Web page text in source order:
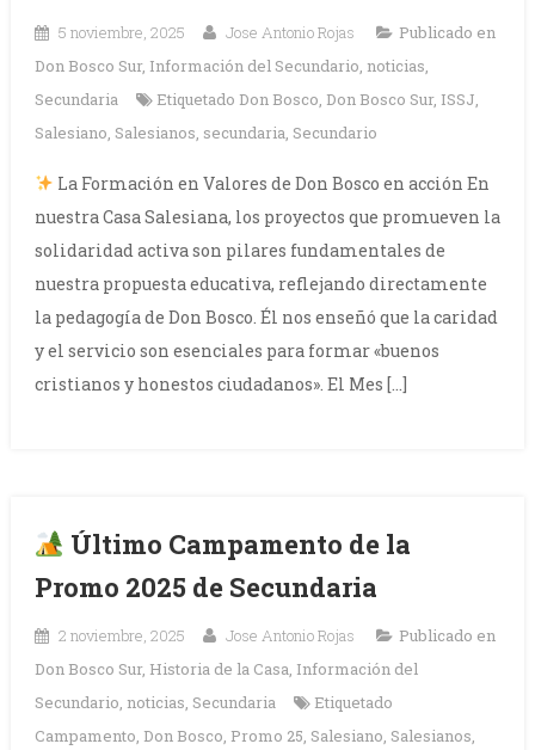
5 noviembre, 2025 Jose Antonio Rojas
Publicado en
Don Bosco Sur, Información del Secundario, noticias,
Secundaria
Etiquetado Don Bosco, Don Bosco Sur, ISSJ,
Salesiano, Salesianos, secundaria, Secundario
La Formación en Valores de Don Bosco en acción En
nuestra Casa Salesiana, los proyectos que promueven la
solidaridad activa son pilares fundamentales de
nuestra propuesta educativa, reflejando directamente
la pedagogía de Don Bosco. Él nos enseñó que la caridad
y el servicio son esenciales para formar «buenos
cristianos y honestos ciudadanos». El Mes […]
Último Campamento de la
Promo 2025 de Secundaria
2 noviembre, 2025 Jose Antonio Rojas
Publicado en
Don Bosco Sur, Historia de la Casa, Información del
Secundario, noticias, Secundaria
Etiquetado
Campamento, Don Bosco, Promo 25, Salesiano, Salesianos,